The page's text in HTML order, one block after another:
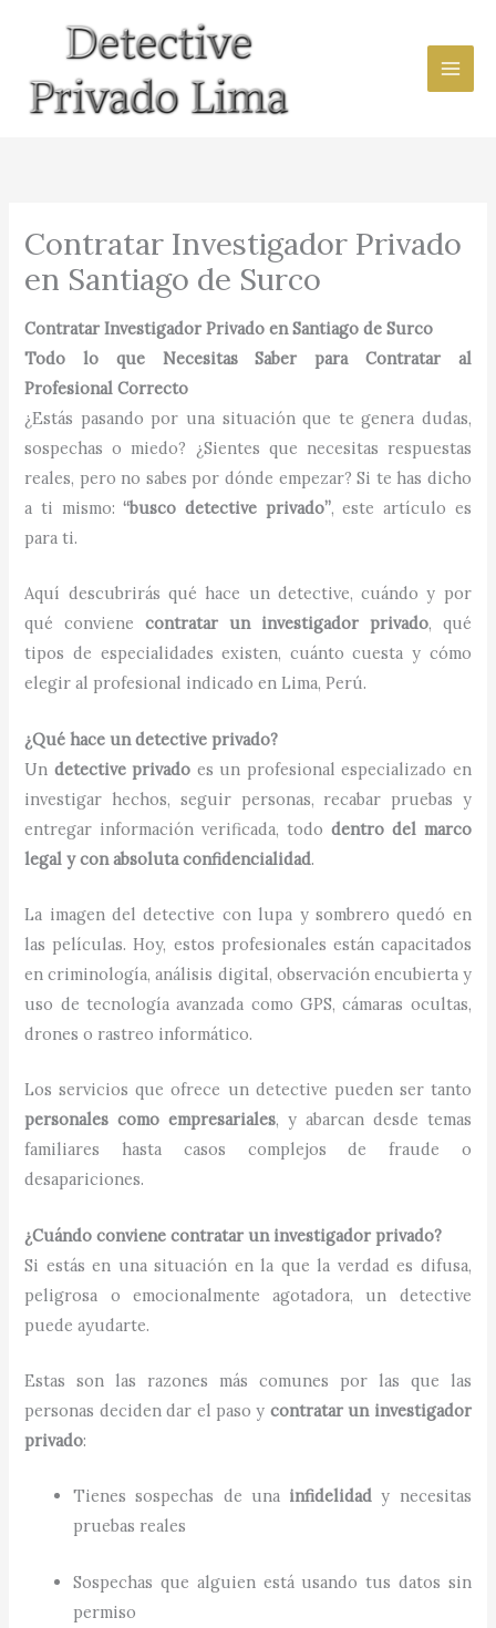
contenido
Contratar Investigador Privado
en Santiago de Surco
Contratar Investigador Privado en Santiago de Surco
Todo lo que Necesitas Saber para Contratar al
Profesional Correcto
¿Estás pasando por una situación que te genera dudas,
sospechas o miedo? ¿Sientes que necesitas respuestas
reales, pero no sabes por dónde empezar? Si te has dicho
a ti mismo:“busco detective privado”, este artículo es
para ti.
Aquí descubrirás qué hace un detective, cuándo y por
qué convienecontratar un investigador privado, qué
tipos de especialidades existen, cuánto cuesta y cómo
elegir al profesional indicado en Lima, Perú.
¿Qué hace un detective privado?
Un detective privado es un profesional especializado en
investigar hechos, seguir personas, recabar pruebas y
entregar información verificada, todo dentro del marco
legal y con absoluta confidencialidad.
La imagen del detective con lupa y sombrero quedó en
las películas. Hoy, estos profesionales están capacitados
en criminología, análisis digital, observación encubierta y
uso de tecnología avanzada como GPS, cámaras ocultas,
drones o rastreo informático.
Los servicios que ofrece un detective pueden ser tanto
personales como empresariales, y abarcan desde temas
familiares hasta casos complejos de fraude o
desapariciones.
¿Cuándo conviene contratar un investigador privado?
Si estás en una situación en la que la verdad es difusa,
peligrosa o emocionalmente agotadora, un detective
puede ayudarte.
Estas son las razones más comunes por las que las
personas deciden dar el paso y contratar un investigador
privado:
Tienes sospechas de una infidelidad y necesitas
pruebas reales
Sospechas que alguien está usando tus datos sin
permiso